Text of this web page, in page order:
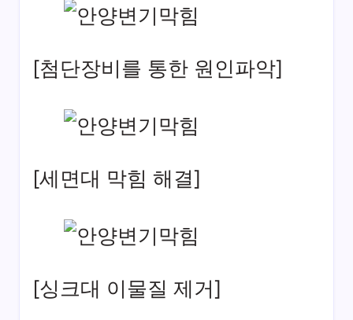
[첨단장비를 통한 원인파악]
[세면대 막힘 해결]
[싱크대 이물질 제거]